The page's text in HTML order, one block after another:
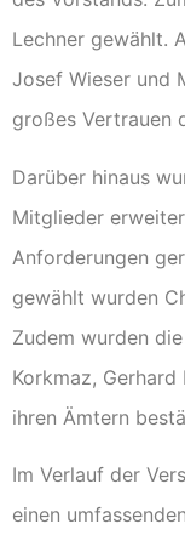
Lechner gewählt.
Josef Wieser und
großes Vertrauen
Darüber hinaus
Mitglieder
Anforderungen
gewählt wurden
Zudem wurden
Korkmaz,
ihren Ämtern
Im Verlauf der
einen